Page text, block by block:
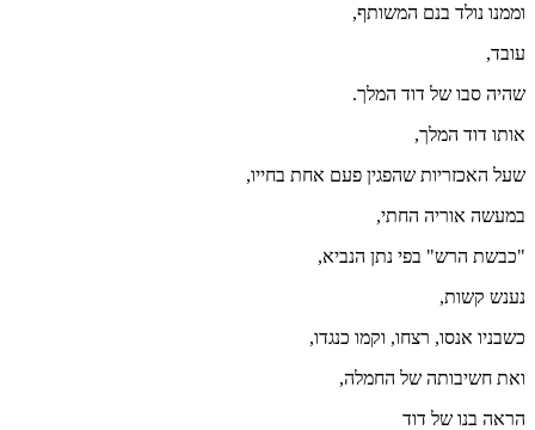
וממנו נולד בנם המשותף,
עובד,
שהיה סבו של דוד המלך.
אותו דוד המלך,
שעל האכזריות שהפגין פעם אחת בחייו,
במעשה אוריה החתי,
"כבשת הרש" בפי נתן הנביא,
נענש קשות,
כשבניו אנסו, רצחו, וקמו כנגדו,
ואת חשיבותה של החמלה,
הראה בנו של דוד